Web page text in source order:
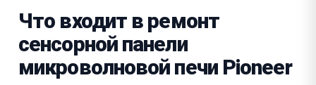
Что входит в ремонт
сенсорной панели
микроволновой печи Pioneer